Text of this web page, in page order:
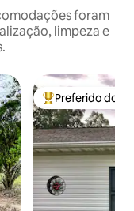
foram
limpeza e
Entre os
Preferido dos